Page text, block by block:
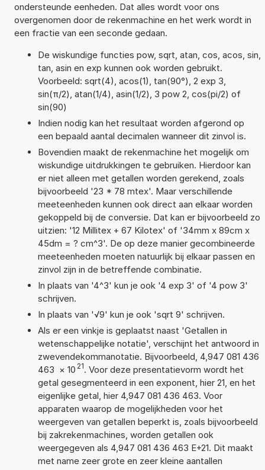
ondersteunde eenheden. Dat alles wordt voor ons
overgenomen door de rekenmachine en het werk wordt in
een fractie van een seconde gedaan.
De wiskundige functies pow, sqrt, atan, cos, acos, sin,
tan, asin en exp kunnen ook worden gebruikt.
Voorbeeld: sqrt(4), acos(1), tan(90°), 2 exp 3,
sin(π/2), atan(1/4), asin(1/2), 3 pow 2, cos(pi/2) of
sin(90)
Indien nodig kan het resultaat worden afgerond op
een bepaald aantal decimalen wanneer dit zinvol is.
Bovendien maakt de rekenmachine het mogelijk om
wiskundige uitdrukkingen te gebruiken. Hierdoor kan
er niet alleen met getallen worden gerekend, zoals
bijvoorbeeld '23 * 78 mtex'. Maar verschillende
meeteenheden kunnen ook direct aan elkaar worden
gekoppeld bij de conversie. Dat kan er bijvoorbeeld zo
uitzien: '12 Millitex + 67 Kilotex' of '34mm x 89cm x
45dm = ? cm^3'. De op deze manier gecombineerde
meeteenheden moeten natuurlijk bij elkaar passen en
zinvol zijn in de betreffende combinatie.
In plaats van '4^3' kun je ook '4 exp 3' of '4 pow 3'
schrijven.
In plaats van '√9' kun je ook 'sqrt 9' schrijven.
Als er een vinkje is geplaatst naast 'Getallen in
wetenschappelijke notatie', verschijnt het antwoord in
zwevendekommanotatie. Bijvoorbeeld, 4,947 081 436
463 × 10 21. Voor deze presentatievorm wordt het
getal gesegmenteerd in een exponent, hier 21, en het
eigenlijke getal, hier 4,947 081 436 463. Voor
apparaten waarop de mogelijkheden voor het
weergeven van getallen beperkt is, zoals bijvoorbeeld
bij zakrekenmachines, worden getallen ook
weergegeven als 4,947 081 436 463 E+21. Dit maakt
met name zeer grote en zeer kleine aantallen